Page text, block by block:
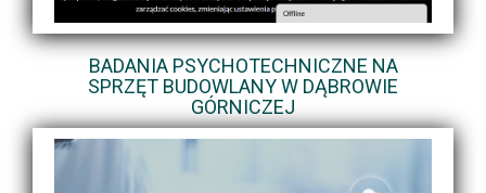
BADANIA PSYCHOTECHNICZNE NA
SPRZĘT BUDOWLANY W DĄBROWIE
GÓRNICZEJ